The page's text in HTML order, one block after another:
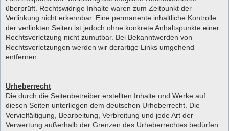
überprüft. Rechtswidrige Inhalte waren zum Zeitpunkt der
Verlinkung nicht erkennbar. Eine permanente inhaltliche Kontrolle
der verlinkten Seiten ist jedoch ohne konkrete Anhaltspunkte einer
Rechtsverletzung nicht zumutbar. Bei Bekanntwerden von
Rechtsverletzungen werden wir derartige Links umgehend
entfernen.
Urheberrecht
Die durch die Seitenbetreiber erstellten Inhalte und Werke auf
diesen Seiten unterliegen dem deutschen Urheberrecht. Die
Vervielfältigung, Bearbeitung, Verbreitung und jede Art der
Verwertung außerhalb der Grenzen des Urheberrechtes bedürfen